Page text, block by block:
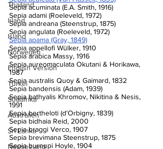
Thailand
Irland
Island
Norwegen
English Version
Türkei
Südafrika
Australien
Sri Lanka
Neuseeland
Sepia acuminata (E.A. Smith, 1916)
Sepia adami (Roeleveld, 1972)
Sepia andreana (Steenstrup, 1875)
Sepia angulata (Roeleveld, 1972)
Sepia apama (Gray, 1849)
Sepia appellofi Wülker, 1910
Sepia arabica Massy, 1916
Sepia aureomaculata Okutani & Horikawa,
1987
Sepia australis Quoy & Gaimard, 1832
Sepia bandensis (Adam, 1939)
Sepia bathyalis Khromov, Nikitina & Nesis,
1991
Sepia bertheloti (d'Orbigny, 1839)
Sepia bidhaia Reid, 2000
Sepia braggi Verco, 1907
Sepia brevimana Steenstrup, 1875
Sepia burnupi Hoyle, 1904